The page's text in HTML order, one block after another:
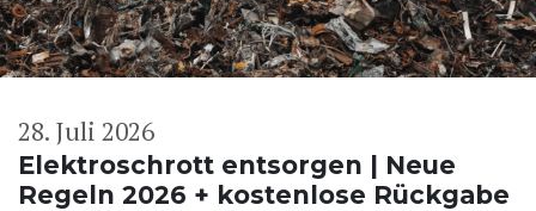
Elektroschrott entsorgen | Neue
Regeln 2026 + kostenlose Rückgabe
28. Juli 2026